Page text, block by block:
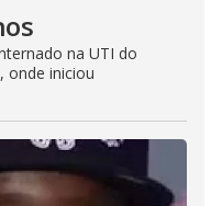
na UTI do
onde iniciou